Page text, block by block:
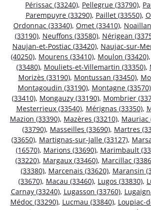
Périssac (33240), Pellegrue (33790),
Parempuyre (33290), Paillet (33550),
Ordonnac (33340), Omet (33410),
(33190), Neuffons (33580), Nérigean
Naujan-et-Postiac (33420), Naujac-sur-
(40250), Mourens (33410), Moulon (33420),
(33480), Mouliets-et-Villemartin (33350),
Morizès (33190), Montussan (33450),
Montagoudin (33190), Montagne (33570)
(33410), Mongauzy (33190), Mombrier
Mesterrieux (33540), Mérignas (33350),
Mazion (33390), Mazères (33210), Mauriac
(33790), Masseilles (33690), Martres
(33650), Martignas-sur-Jalle (33127),
(16570), Marions (33690), Marimbault
(33220), Margaux (33460), Marcillac
(33380), Marcenais (33620), Maransin
(33670), Macau (33460), Lugos (33830),
Carnay (33240), Lugasson (33760),
Médoc (33290), Lucmau (33840), Loupiac-